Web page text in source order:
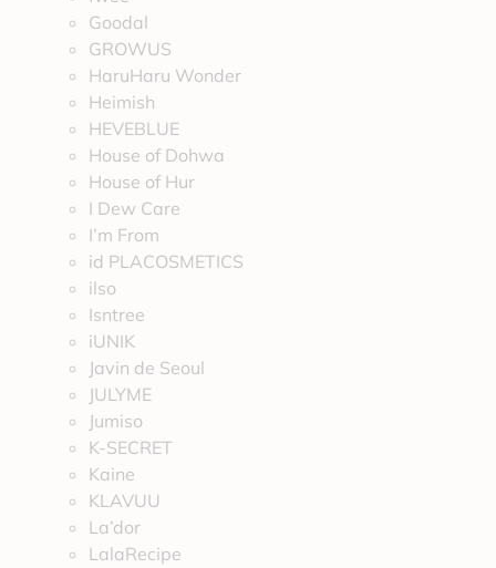
Goodal
GROWUS
HaruHaru Wonder
Heimish
HEVEBLUE
House of Dohwa
House of Hur
I Dew Care
I’m From
id PLACOSMETICS
ilso
Isntree
iUNIK
Javin de Seoul
JULYME
Jumiso
K-SECRET
Kaine
KLAVUU
La’dor
LalaRecipe